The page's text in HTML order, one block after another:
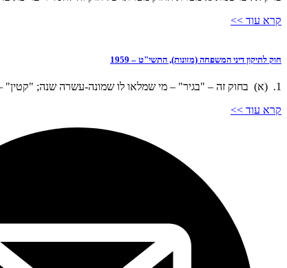
קרא עוד >>
חוק לתיקון דיני המשפחה (מזונות), התשי"ט – 1959
1. (א) בחוק זה – "בגיר" – מי שמלאו לו שמונה-עשרה שנה; "קטין" – מי שאינו בגיר; "ילד" – בין שנולד מנישואין ובין שלא מנישואין לרבות מאומץ. (ב) אומץ ילד,
קרא עוד >>